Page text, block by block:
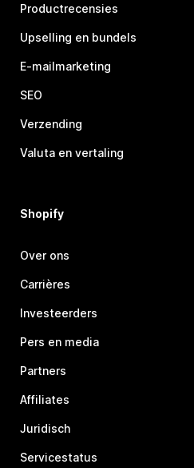
Productrecensies
Upselling en bundels
E-mailmarketing
SEO
Verzending
Valuta en vertaling
Shopify
Over ons
Carrières
Investeerders
Pers en media
Partners
Affiliates
Juridisch
Servicestatus